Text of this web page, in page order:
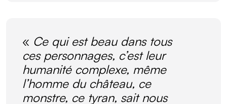
« Ce qui est beau dans tous
ces personnages, c’est leur
humanité complexe, même
l’homme du château, ce
monstre, ce tyran, sait nous